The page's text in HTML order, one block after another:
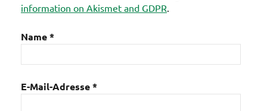
information on Akismet and GDPR
Name*
E-Mail-Adresse*